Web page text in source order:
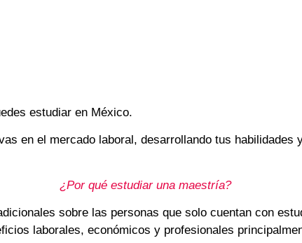
estudiar en México.
en el mercado laboral, desarrollando tus habilidades
¿Por qué estudiar una maestría?
sobre las personas que solo cuentan con
laborales, económicos y profesionales